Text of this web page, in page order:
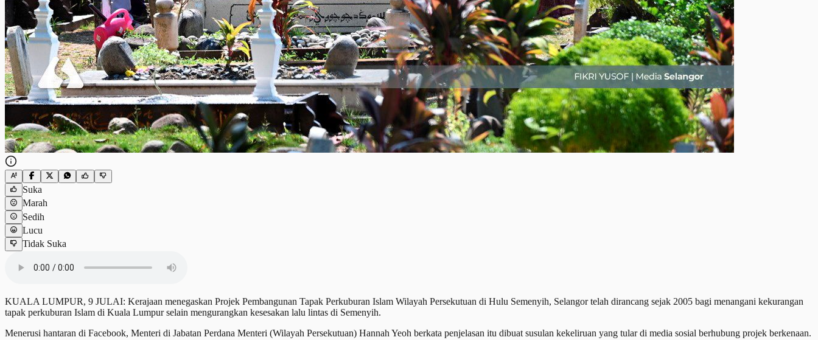
Suka
Marah
Sedih
Lucu
Tidak Suka
KUALA LUMPUR, 9 JULAI: Kerajaan menegaskan Projek Pembangunan Tapak Perkuburan Islam Wilayah Persekutuan di Hulu Semenyih, Selangor telah dirancang sejak 2005 bagi menangani kekurangan
tapak perkuburan Islam di Kuala Lumpur selain mengurangkan kesesakan lalu lintas di Semenyih.
Menerusi hantaran di Facebook, Menteri di Jabatan Perdana Menteri (Wilayah Persekutuan) Hannah Yeoh berkata penjelasan itu dibuat susulan kekeliruan yang tular di media sosial berhubung projek berkenaan.